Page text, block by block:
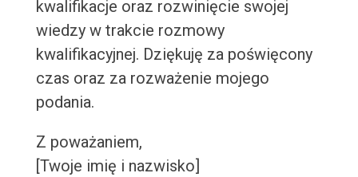
kwalifikacje oraz rozwinięcie swojej
wiedzy w trakcie rozmowy
kwalifikacyjnej. Dziękuję za poświęcony
czas oraz za rozważenie mojego
podania.
Z poważaniem,
[Twoje imię i nazwisko]